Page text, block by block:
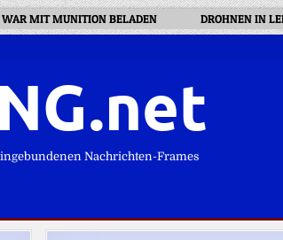
MIT MUNITION BELADEN DROHNEN IN
Nachrichten-Frames